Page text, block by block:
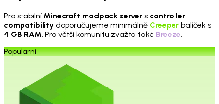
Pro stabilní Minecraft modpack server s controller
compatibility doporučujeme minimálně Creeper balíček s
4 GB RAM. Pro větší komunitu zvažte také Breeze.
Populární